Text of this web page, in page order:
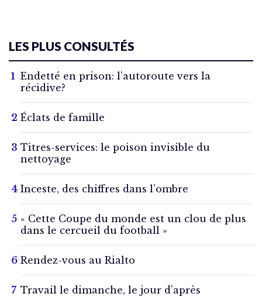
LES PLUS CONSULTÉS
Endetté en prison: l’autoroute vers la
récidive?
Éclats de famille
Titres-services: le poison invisible du
nettoyage
Inceste, des chiffres dans l’ombre
« Cette Coupe du monde est un clou de plus
dans le cercueil du football »
Rendez-vous au Rialto
Travail le dimanche, le jour d’après